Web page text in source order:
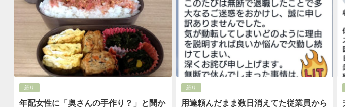
怒り
年配女性に「奥さんの手作り？」と聞か
怒り
用達頼んだまま数日消えてた従業員から